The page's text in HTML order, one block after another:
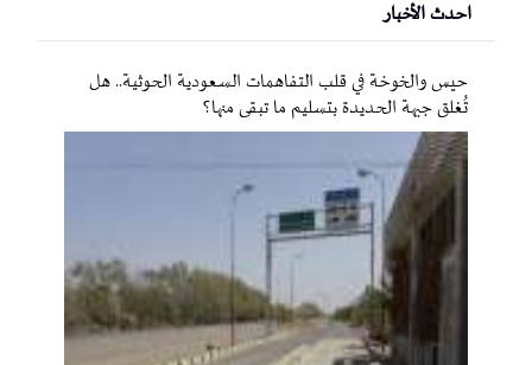
احدث الأخبار
حيس والخوخة في قلب التفاهمات السعودية الحوثية.. هل
تُغلق جبهة الحديدة بتسليم ما تبقى منها؟